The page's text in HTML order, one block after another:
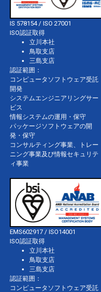
IS 578154 / ISO 27001
ISO認証取得
立川本社
鳥取支店
三島支店
認証範囲：
コンピュータソフトウェア受託
開発
システムエンジニアリングサー
ビス
情報システムの運用・保守
パッケージソフトウェアの開
発・保守
コンサルティング事業、トレー
ニング事業及び情報セキュリテ
ィ事業
EMS602917 / ISO14001
ISO認証取得
立川本社
鳥取支店
三島支店
認証範囲：
コンピュータソフトウェア受託